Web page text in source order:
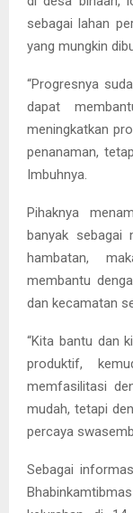
sebagai lahan
yang mungkin
“Progresnya
dapat
meningkatkan
penanaman,
Imbuhnya.
Pihaknya
banyak sebagai
hambatan,
membantu
dan kecamatan
“Kita bantu dan
produktif,
memfasilitasi
mudah, tetapi
percaya
Sebagai